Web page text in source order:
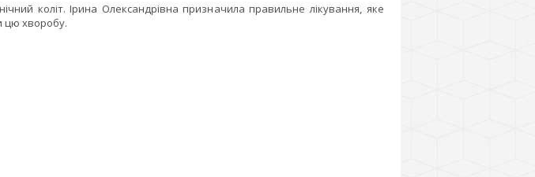
коліт. Ірина Олександрівна призначила правильне лікування, яке
цю хворобу.